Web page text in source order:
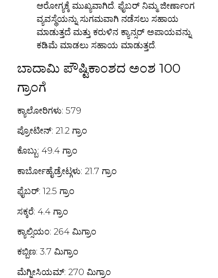
ಆರೋಗ್ಯಕ್ಕೆ ಮುಖ್ಯವಾಗಿದೆ. ಫೈಬರ್ ನಿಮ್ಮ ಜೀರ್ಣಾಂಗ
ವ್ಯವಸ್ಥೆಯನ್ನು ಸುಗಮವಾಗಿ ನಡೆಸಲು ಸಹಾಯ
ಮಾಡುತ್ತದೆ ಮತ್ತು ಕರುಳಿನ ಕ್ಯಾನ್ಸರ್ ಅಪಾಯವನ್ನು
ಕಡಿಮೆ ಮಾಡಲು ಸಹಾಯ ಮಾಡುತ್ತದೆ.
ಬಾದಾಮಿ ಪೌಷ್ಟಿಕಾಂಶದ ಅಂಶ 100
ಗ್ರಾಂಗೆ
ಕ್ಯಾಲೋರಿಗಳು: 579
ಪ್ರೋಟೀನ್: 21.2 ಗ್ರಾಂ
ಕೊಬ್ಬು: 49.4 ಗ್ರಾಂ
ಕಾರ್ಬೋಹೈಡ್ರೇಟ್ಗಳು: 21.7 ಗ್ರಾಂ
ಫೈಬರ್: 12.5 ಗ್ರಾಂ
ಸಕ್ಕರೆ: 4.4 ಗ್ರಾಂ
ಕ್ಯಾಲ್ಸಿಯಂ: 264 ಮಿಗ್ರಾಂ
ಕಬ್ಬಿಣ: 3.7 ಮಿಗ್ರಾಂ
ಮೆಗ್ನೀಸಿಯಮ್: 270 ಮಿಗ್ರಾಂ